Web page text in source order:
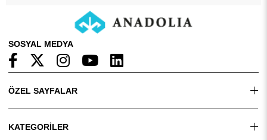
SOSYAL MEDYA
ÖZEL SAYFALAR
KATEGORİLER